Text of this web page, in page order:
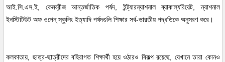
আই.সি.এস.ই, কেমব্রীজ আন্তর্জাতিক পর্ষদ, ইন্ট্যারন্যাশনাল ব্যাকাল্যরিয়েট, ন্যাশনাল
ইনস্টিটিউট অফ ওপেন্ স্কুলিং ইত্যাদি পর্ষদগুলি শিক্ষার সর্ব-ভারতীয় পদ্ধতিকে অনুসরণ করে।
কলকাতায়, ছাত্র-ছাত্রীদের বহিরাগত শিক্ষার্থী হয়ে ওঠারও বিকল্প রয়েছে, যেখানে তারা কোনও